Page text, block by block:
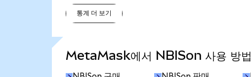
통계 더 보기
MetaMask에서 NBISon 사용 방법